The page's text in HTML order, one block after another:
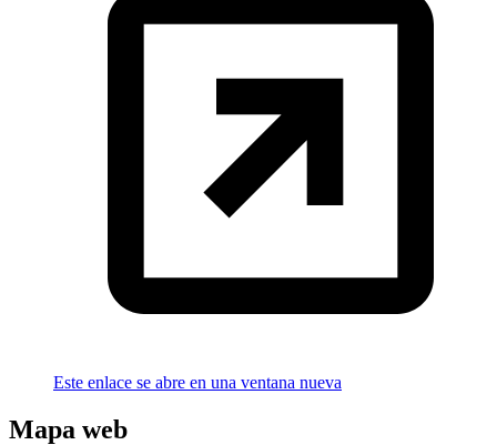
Este enlace se abre en una ventana nueva
Mapa web